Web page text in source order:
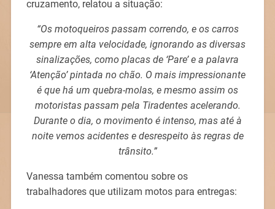
cruzamento, relatou a situação:
“Os motoqueiros passam correndo, e os carros
sempre em alta velocidade, ignorando as diversas
sinalizações, como placas de ‘Pare’ e a palavra
‘Atenção’ pintada no chão. O mais impressionante
é que há um quebra-molas, e mesmo assim os
motoristas passam pela Tiradentes acelerando.
Durante o dia, o movimento é intenso, mas até à
noite vemos acidentes e desrespeito às regras de
trânsito.”
Vanessa também comentou sobre os
trabalhadores que utilizam motos para entregas: